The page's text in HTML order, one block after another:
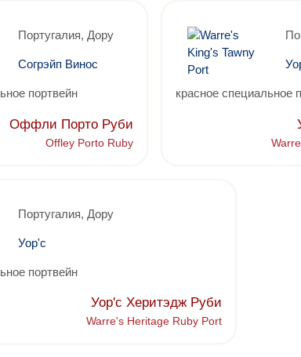
Португалия, Дору
Согрэйп Винос
портвейн
Оффли Порто Руби
Offley Porto Ruby
красное специальное
Португалия, Дору
Уор'с
портвейн
Уор'с Херитэдж Руби
Warre's Heritage Ruby Port